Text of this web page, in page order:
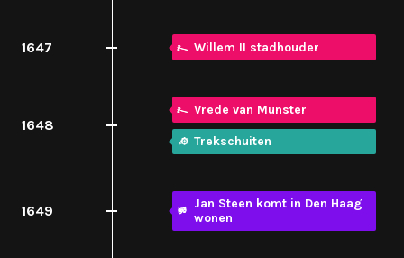
1647 Willem II stadhouder
1648
Vrede van Munster
Trekschuiten
1649
Jan Steen komt in Den Haag
wonen